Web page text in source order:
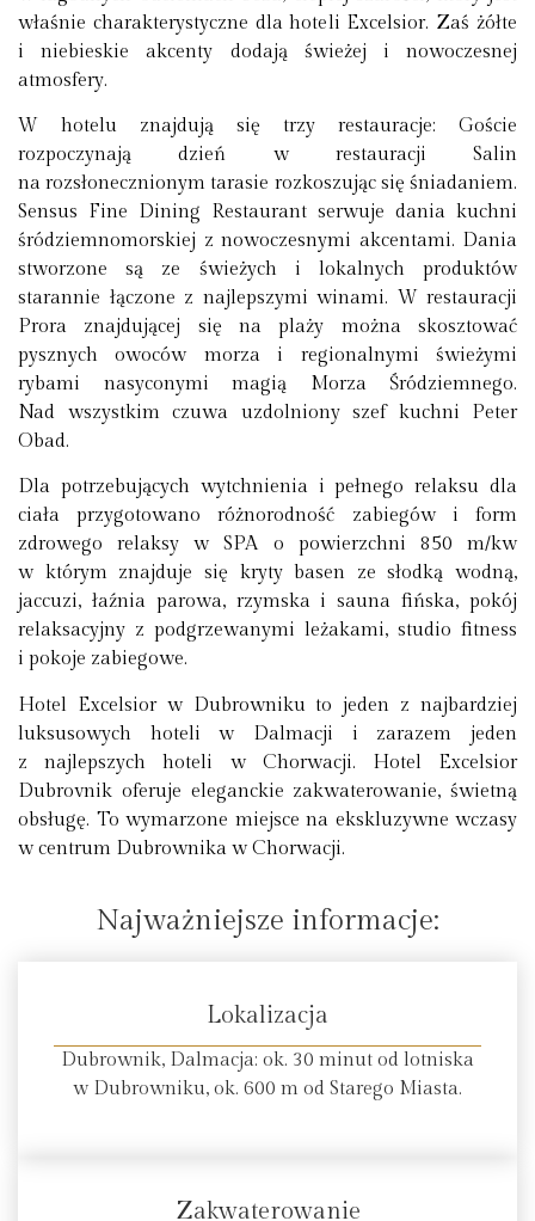
właśnie charakterystyczne dla hoteli Excelsior. Zaś żółte
i niebieskie akcenty dodają świeżej i nowoczesnej
atmosfery.
W hotelu znajdują się trzy restauracje: Goście
rozpoczynają dzień w restauracji Salin
na rozsłonecznionym tarasie rozkoszując się śniadaniem.
Sensus Fine Dining Restaurant serwuje dania kuchni
śródziemnomorskiej z nowoczesnymi akcentami. Dania
stworzone są ze świeżych i lokalnych produktów
starannie łączone z najlepszymi winami. W restauracji
Prora znajdującej się na plaży można skosztować
pysznych owoców morza i regionalnymi świeżymi
rybami nasyconymi magią Morza Śródziemnego.
Nad wszystkim czuwa uzdolniony szef kuchni Peter
Obad.
Dla potrzebujących wytchnienia i pełnego relaksu dla
ciała przygotowano różnorodność zabiegów i form
zdrowego relaksy w SPA o powierzchni 850 m/kw
w którym znajduje się kryty basen ze słodką wodną,
jaccuzi, łaźnia parowa, rzymska i sauna fińska, pokój
relaksacyjny z podgrzewanymi leżakami, studio fitness
i pokoje zabiegowe.
Hotel Excelsior w Dubrowniku to jeden z najbardziej
luksusowych hoteli w Dalmacji i zarazem jeden
z najlepszych hoteli w Chorwacji. Hotel Excelsior
Dubrovnik oferuje eleganckie zakwaterowanie, świetną
obsługę. To wymarzone miejsce na ekskluzywne wczasy
w centrum Dubrownika w Chorwacji.
Najważniejsze informacje:
Lokalizacja
Dubrownik, Dalmacja: ok. 30 minut od lotniska
w Dubrowniku, ok. 600 m od Starego Miasta.
Zakwaterowanie